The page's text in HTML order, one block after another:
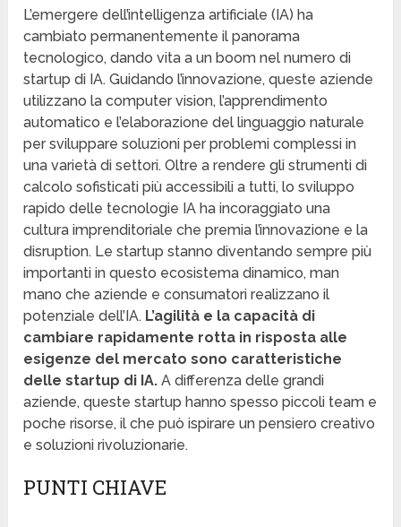
L’emergere dell’intelligenza artificiale (IA) ha
cambiato permanentemente il panorama
tecnologico, dando vita a un boom nel numero di
startup di IA. Guidando l’innovazione, queste aziende
utilizzano la computer vision, l’apprendimento
automatico e l’elaborazione del linguaggio naturale
per sviluppare soluzioni per problemi complessi in
una varietà di settori. Oltre a rendere gli strumenti di
calcolo sofisticati più accessibili a tutti, lo sviluppo
rapido delle tecnologie IA ha incoraggiato una
cultura imprenditoriale che premia l’innovazione e la
disruption. Le startup stanno diventando sempre più
importanti in questo ecosistema dinamico, man
mano che aziende e consumatori realizzano il
potenziale dell’IA. L’agilità e la capacità di
cambiare rapidamente rotta in risposta alle
esigenze del mercato sono caratteristiche
delle startup di IA. A differenza delle grandi
aziende, queste startup hanno spesso piccoli team e
poche risorse, il che può ispirare un pensiero creativo
e soluzioni rivoluzionarie.
PUNTI CHIAVE